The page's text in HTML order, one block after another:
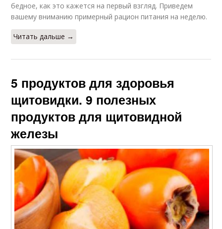
бедное, как это кажется на первый взгляд. Приведем
вашему вниманию примерный рацион питания на неделю.
Читать дальше →
5 продуктов для здоровья
щитовидки. 9 полезных
продуктов для щитовидной
железы